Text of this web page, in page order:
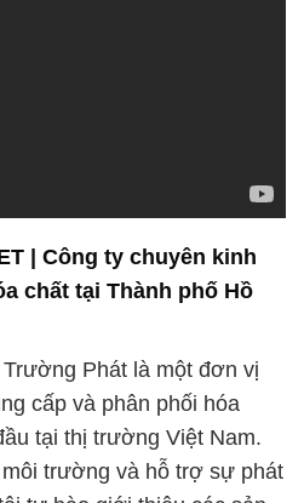
| Công ty chuyên kinh
chất tại Thành phố Hồ
Phát là một đơn vị
cấp và phân phối hóa
tại thị trường Việt Nam.
trường và hỗ trợ sự phát